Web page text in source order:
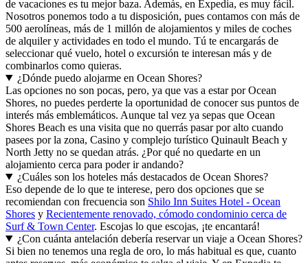
de vacaciones es tu mejor baza. Además, en Expedia, es muy fácil.
Nosotros ponemos todo a tu disposición, pues contamos con más de
500 aerolíneas, más de 1 millón de alojamientos y miles de coches
de alquiler y actividades en todo el mundo. Tú te encargarás de
seleccionar qué vuelo, hotel o excursión te interesan más y de
combinarlos como quieras.
¿Dónde puedo alojarme en Ocean Shores?
Las opciones no son pocas, pero, ya que vas a estar por Ocean
Shores, no puedes perderte la oportunidad de conocer sus puntos de
interés más emblemáticos. Aunque tal vez ya sepas que Ocean
Shores Beach es una visita que no querrás pasar por alto cuando
pasees por la zona, Casino y complejo turístico Quinault Beach y
North Jetty no se quedan atrás. ¿Por qué no quedarte en un
alojamiento cerca para poder ir andando?
¿Cuáles son los hoteles más destacados de Ocean Shores?
Eso depende de lo que te interese, pero dos opciones que se
recomiendan con frecuencia son Shilo Inn Suites Hotel - Ocean
Shores y Recientemente renovado, cómodo condominio cerca de
Surf & Town Center. Escojas lo que escojas, ¡te encantará!
¿Con cuánta antelación debería reservar un viaje a Ocean Shores?
Si bien no tenemos una regla de oro, lo más habitual es que, cuanto